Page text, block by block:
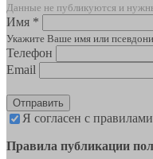
Данные не публикуются и
Имя *
Укажите Ваше имя или
Телефон
Email
Отправить
Я согласен с
Правила публикации